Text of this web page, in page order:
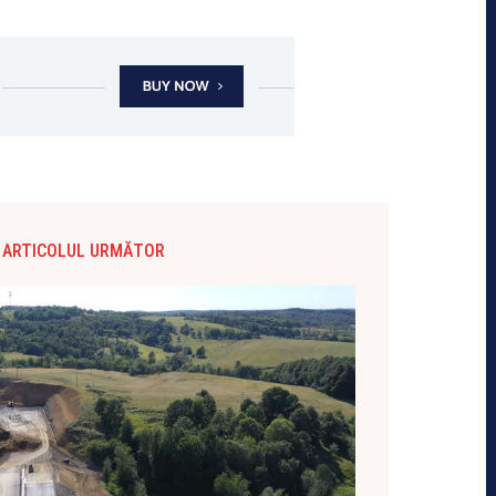
ARTICOLUL URMĂTOR